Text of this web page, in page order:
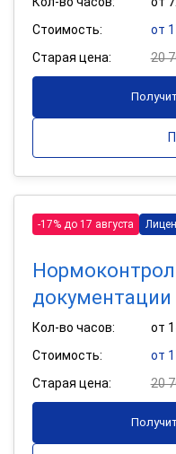
Стоимость:
от
Старая цена:
20
-17% до 17 августа
документации
Кол-во часов:
от
Стоимость:
от
Старая цена:
20